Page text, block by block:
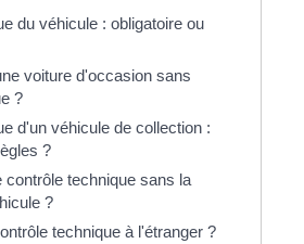
du véhicule : obligatoire ou
voiture d'occasion sans
?
d'un véhicule de collection :
?
contrôle technique sans la
?
technique à l'étranger ?